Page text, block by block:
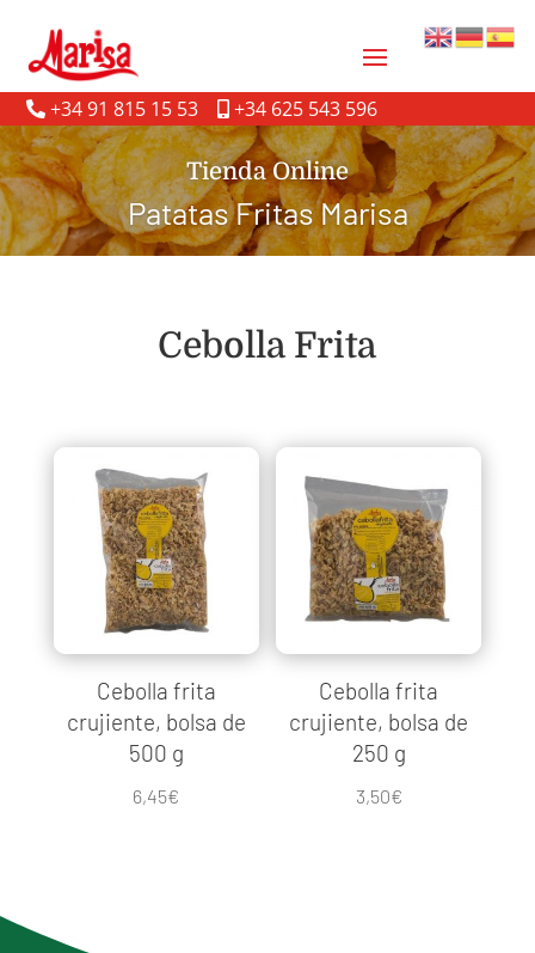
+34 91 815 15 53 +34 625 543 596
Tienda Online
Patatas Fritas Marisa
Cebolla Frita
Cebolla frita
crujiente, bolsa de
500 g
6,45€
Cebolla frita
crujiente, bolsa de
250 g
3,50€